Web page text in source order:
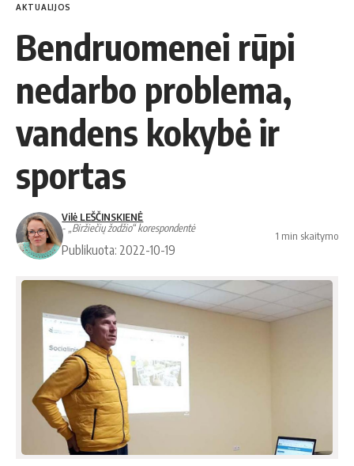
AKTUALIJOS
Bendruomenei rūpi
nedarbo problema,
vandens kokybė ir
sportas
Vilė LEŠČINSKIENĖ
- „Biržiečių žodžio“ korespondentė
Publikuota: 2022-10-19
1 min skaitymo